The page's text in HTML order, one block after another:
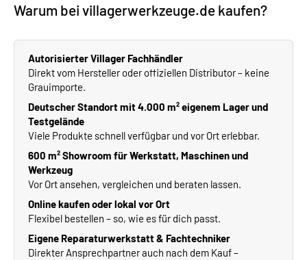
Warum bei villagerwerkzeuge.de kaufen?
Autorisierter Villager Fachhändler
Direkt vom Hersteller oder offiziellen Distributor – keine
Grauimporte.
Deutscher Standort mit 4.000 m² eigenem Lager und
Testgelände
Viele Produkte schnell verfügbar und vor Ort erlebbar.
600 m² Showroom für Werkstatt, Maschinen und
Werkzeug
Vor Ort ansehen, vergleichen und beraten lassen.
Online kaufen oder lokal vor Ort
Flexibel bestellen – so, wie es für dich passt.
Eigene Reparaturwerkstatt & Fachtechniker
Direkter Ansprechpartner auch nach dem Kauf –